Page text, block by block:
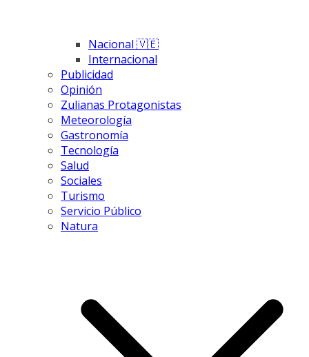
Nacional 🇻🇪
Internacional
Publicidad
Opinión
Zulianas Protagonistas
Meteorología
Gastronomía
Tecnología
Salud
Sociales
Turismo
Servicio Público
Natura